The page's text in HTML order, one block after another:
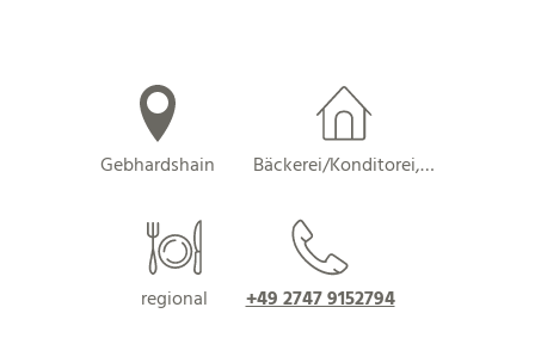
Gebhardshain Bäckerei/Konditorei,…
regional +49 2747 9152794